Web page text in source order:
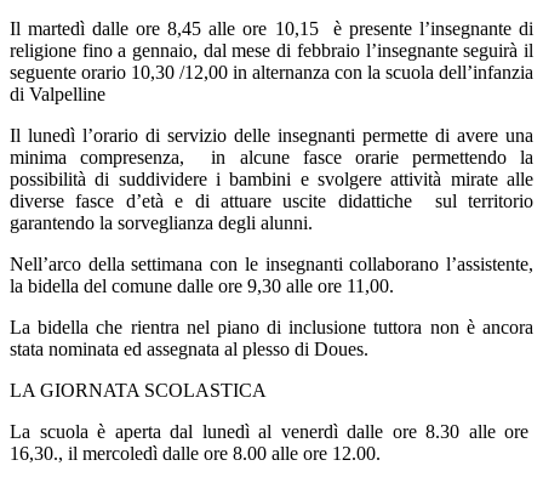
Il martedì dalle ore 8,45 alle ore 10,15
è presente l’insegnante di
religione fino a gennaio, dal mese di febbraio l’insegnante seguirà il
seguente orario 10,30 /12,00 in alternanza con la scuola dell’infanzia
di Valpelline
Il lunedì l’orario di servizio delle insegnanti permette di avere una
minima compresenza,
in alcune fasce orarie permettendo la
possibilità di suddividere i bambini e svolgere attività mirate alle
diverse fasce d’età e di attuare uscite didattiche
sul territorio
garantendo la sorveglianza degli alunni.
Nell’arco della settimana con le insegnanti collaborano l’assistente,
la bidella del comune dalle ore 9,30 alle ore 11,00.
La bidella che rientra nel piano di inclusione tuttora non è ancora
stata nominata ed assegnata al plesso di Doues.
LA GIORNATA SCOLASTICA
La scuola è aperta dal lunedì al venerdì dalle ore 8.30 alle ore
16,30., il mercoledì dalle ore 8.00 alle ore 12.00.